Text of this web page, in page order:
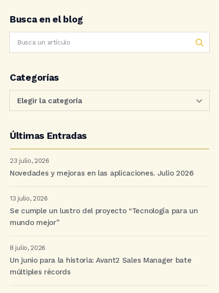
Busca en el blog
Categorías
Últimas Entradas
23 julio, 2026
Novedades y mejoras en las aplicaciones. Julio 2026
13 julio, 2026
Se cumple un lustro del proyecto “Tecnología para un
mundo mejor”
8 julio, 2026
Un junio para la historia: Avant2 Sales Manager bate
múltiples récords